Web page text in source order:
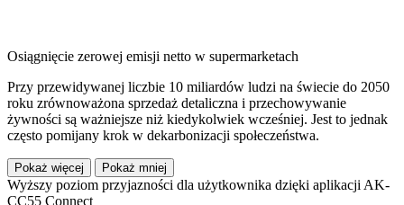
Osiągnięcie zerowej emisji netto w supermarketach
Przy przewidywanej liczbie 10 miliardów ludzi na świecie do 2050
roku zrównoważona sprzedaż detaliczna i przechowywanie
żywności są ważniejsze niż kiedykolwiek wcześniej. Jest to jednak
często pomijany krok w dekarbonizacji społeczeństwa.
Pokaż więcej Pokaż mniej
Wyższy poziom przyjazności dla użytkownika dzięki aplikacji AK-
CC55 Connect